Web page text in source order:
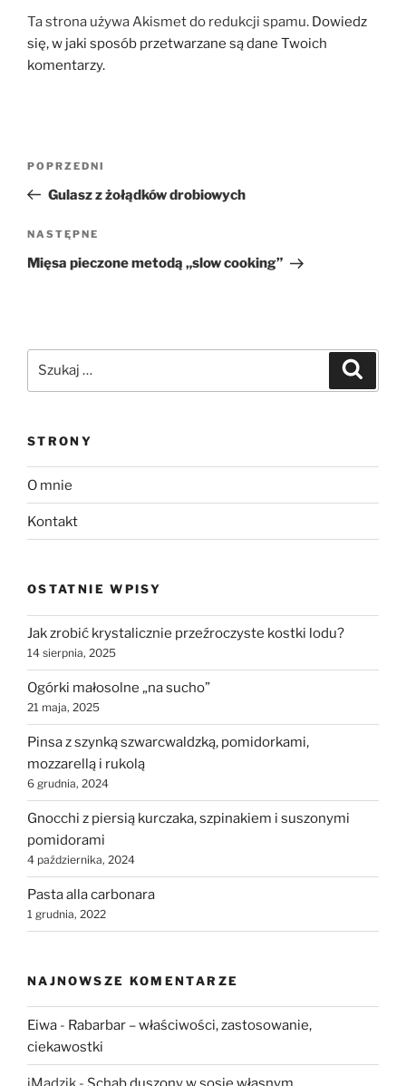
Ta strona używa Akismet do redukcji spamu. Dowiedz
się, w jaki sposób przetwarzane są dane Twoich
komentarzy.
Poprzedni
wpis
POPRZEDNI
Gulasz z żołądków drobiowych
Następny
wpis
NASTĘPNE
Mięsa pieczone metodą „slow cooking”
STRONY
O mnie
Kontakt
OSTATNIE WPISY
Jak zrobić krystalicznie przeźroczyste kostki lodu?
14 sierpnia, 2025
Ogórki małosolne „na sucho”
21 maja, 2025
Pinsa z szynką szwarcwaldzką, pomidorkami,
mozzarellą i rukolą
6 grudnia, 2024
Gnocchi z piersią kurczaka, szpinakiem i suszonymi
pomidorami
4 października, 2024
Pasta alla carbonara
1 grudnia, 2022
NAJNOWSZE KOMENTARZE
Eiwa - Rabarbar – właściwości, zastosowanie,
ciekawostki